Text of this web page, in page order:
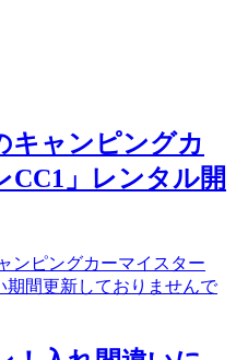
キャンピングカ
CC1」レンタル開
ンピングカーマイスター
間更新しておりませんで